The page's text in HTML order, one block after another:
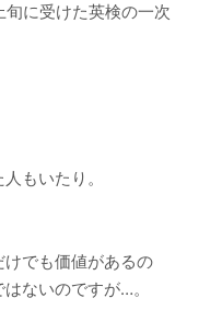
に受けた英検の一次
もいたり。
でも価値があるの
ないのですが…。